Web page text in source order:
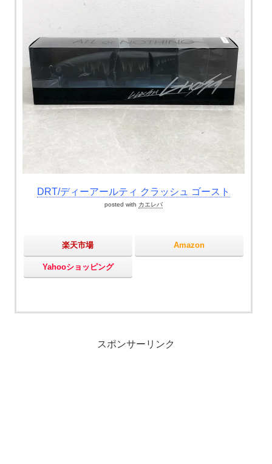
DRT/ディーアールティ クラッシュ ゴースト
posted with カエレバ
楽天市場 Amazon
Yahooショッピング
スポンサーリンク